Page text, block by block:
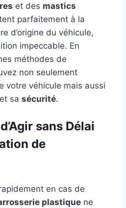
et des mastics
parfaitement à la
d’origine du véhicule,
impeccable. En
méthodes de
non seulement
votre véhicule mais aussi
sa sécurité.
sans Délai
de
en cas de
plastique ne